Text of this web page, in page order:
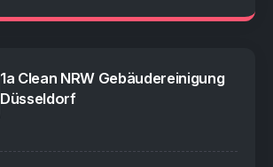
1a Clean NRW Gebäudereinigung
Düsseldorf